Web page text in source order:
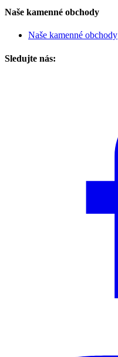
Naše kamenné obchody
Naše kamenné obchody
Sledujte nás: